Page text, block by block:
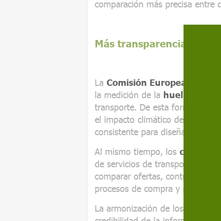
comparación más precisa entre
Más transparencia para
La Comisión Europea
la medición de la huella de
transporte. De esta forma, las
el impacto climático de sus
consistente para diseñar
Al mismo tiempo, los clientes
de servicios de transporte
comparar ofertas, contratar
procesos de compra y
La armonización de los